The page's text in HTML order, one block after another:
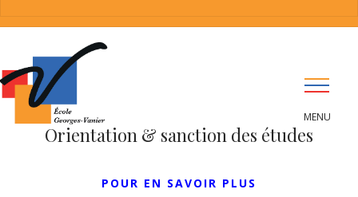
Orientation & sanction des études
POUR EN SAVOIR PLUS